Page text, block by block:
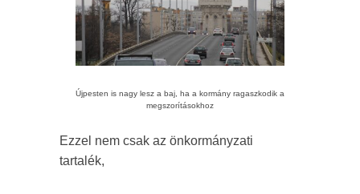
Újpesten is nagy lesz a baj, ha a kormány ragaszkodik a
megszorításokhoz
Ezzel nem csak az önkormányzati
tartalék,